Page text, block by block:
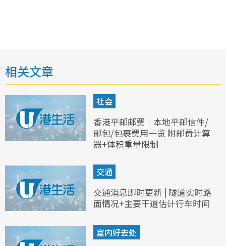
相关文章
社会
香港平邮邮费︱本地平邮信件/
邮包/包裹费用一览 附邮费计算
器+体积重量限制
交通
交通消息即时更新 | 隧道实时路
面情况+主要干道估计行车时间
室内好去处